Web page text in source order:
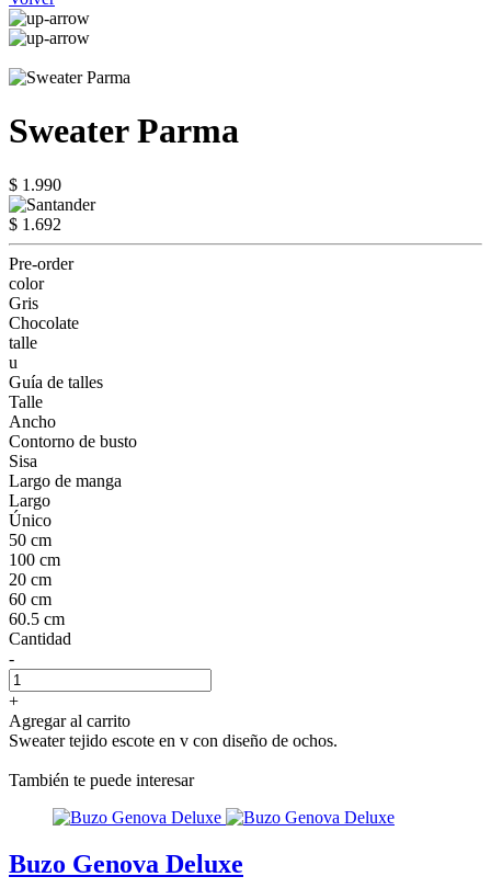
Sweater Parma
$ 1.990
$ 1.692
Pre-order
color
Gris
Chocolate
talle
u
Guía de talles
Talle
Ancho
Contorno de busto
Sisa
Largo de manga
Largo
Único
50 cm
100 cm
20 cm
60 cm
60.5 cm
Cantidad
-
+
Agregar al carrito
Sweater tejido escote en v con diseño de ochos.
También te puede interesar
Buzo Genova Deluxe